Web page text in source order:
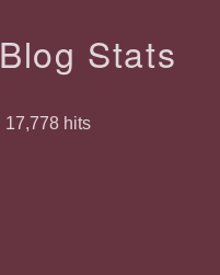
Blog Stats
17,778 hits